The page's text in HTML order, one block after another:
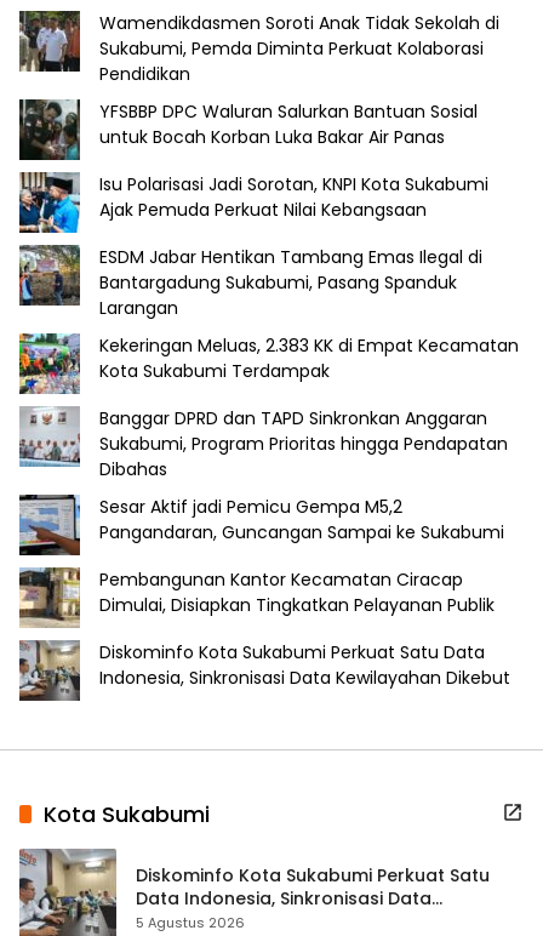
Wamendikdasmen Soroti Anak Tidak Sekolah di
Sukabumi, Pemda Diminta Perkuat Kolaborasi
Pendidikan
YFSBBP DPC Waluran Salurkan Bantuan Sosial
untuk Bocah Korban Luka Bakar Air Panas
Isu Polarisasi Jadi Sorotan, KNPI Kota Sukabumi
Ajak Pemuda Perkuat Nilai Kebangsaan
ESDM Jabar Hentikan Tambang Emas Ilegal di
Bantargadung Sukabumi, Pasang Spanduk
Larangan
Kekeringan Meluas, 2.383 KK di Empat Kecamatan
Kota Sukabumi Terdampak
Banggar DPRD dan TAPD Sinkronkan Anggaran
Sukabumi, Program Prioritas hingga Pendapatan
Dibahas
Sesar Aktif jadi Pemicu Gempa M5,2
Pangandaran, Guncangan Sampai ke Sukabumi
Pembangunan Kantor Kecamatan Ciracap
Dimulai, Disiapkan Tingkatkan Pelayanan Publik
Diskominfo Kota Sukabumi Perkuat Satu Data
Indonesia, Sinkronisasi Data Kewilayahan Dikebut
Kota Sukabumi
Diskominfo Kota Sukabumi Perkuat Satu
Data Indonesia, Sinkronisasi Data
Kewilayahan Dikebut
5 Agustus 2026